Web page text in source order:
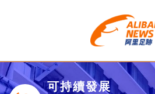
可持續發展